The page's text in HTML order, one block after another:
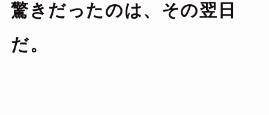
驚きだったのは、その翌日
だ。